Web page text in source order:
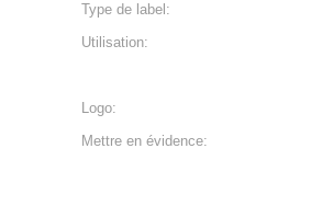
Type de label:
Utilisation:
Logo:
Mettre en évidence: